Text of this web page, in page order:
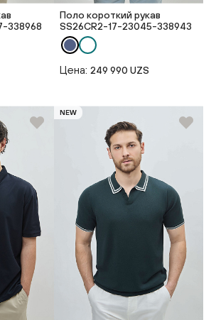
338968
Поло короткий рукав
SS26CR2-17-23045-338943
Цена: 249 990 UZS
NEW